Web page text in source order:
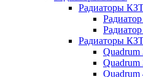
Радиаторы
Радиаторы